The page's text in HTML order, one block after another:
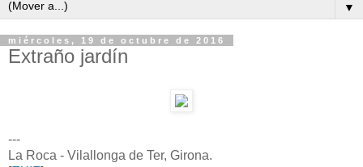
▼
miércoles, 19 de octubre de 2016
Extraño jardín
---
La Roca - Vilallonga de Ter, Girona.